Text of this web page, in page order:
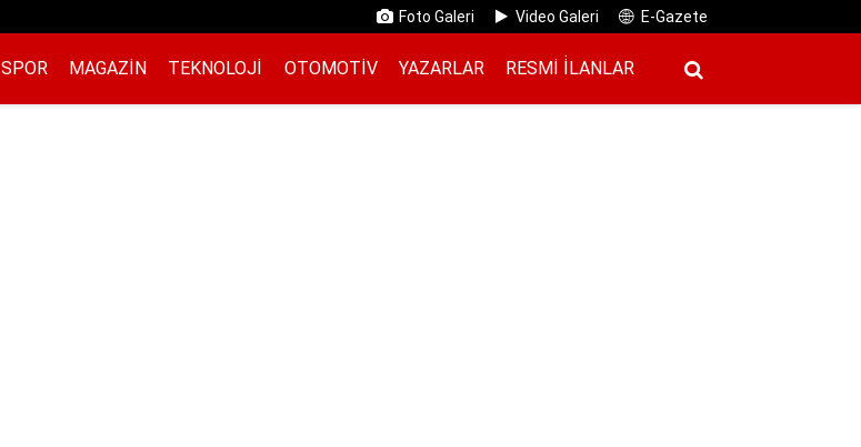
Foto Galeri Video Galeri E-Gazete
SPOR MAGAZIN TEKNOLOJI OTOMOTIV YAZARLAR RESMI İ̇LANLAR